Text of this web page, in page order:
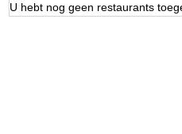
U hebt nog geen restaurants